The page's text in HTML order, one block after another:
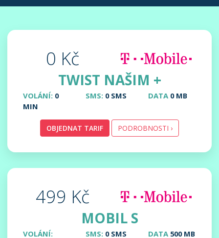
0 Kč
TWIST NAŠIM +
VOLÁNÍ: 0
MIN
SMS: 0 SMS DATA 0 MB
OBJEDNAT TARIF PODROBNOSTI ›
499 Kč
MOBIL S
VOLÁNÍ:
SMS: 0 SMS DATA 500 MB